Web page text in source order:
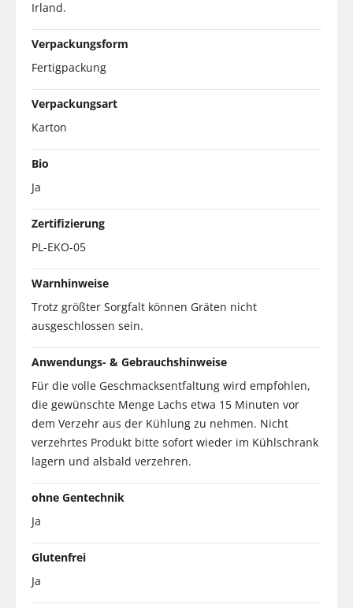
Irland.
Verpackungsform
Fertigpackung
Verpackungsart
Karton
Bio
Ja
Zertifizierung
PL-EKO-05
Warnhinweise
Trotz größter Sorgfalt können Gräten nicht
ausgeschlossen sein.
Anwendungs- & Gebrauchshinweise
Für die volle Geschmacksentfaltung wird empfohlen,
die gewünschte Menge Lachs etwa 15 Minuten vor
dem Verzehr aus der Kühlung zu nehmen. Nicht
verzehrtes Produkt bitte sofort wieder im Kühlschrank
lagern und alsbald verzehren.
ohne Gentechnik
Ja
Glutenfrei
Ja